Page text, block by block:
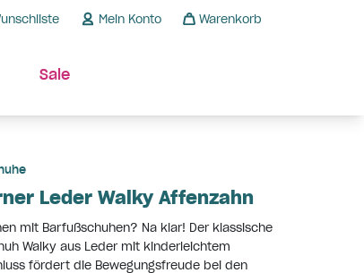
Mein Konto Warenkorb
Sale
Leder Walky Affenzahn
mit Barfußschuhen? Na klar! Der klassische
Walky aus Leder mit kinderleichtem
fördert die Bewegungsfreude bei den